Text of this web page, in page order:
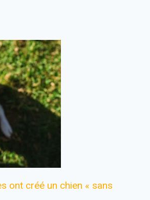
ont créé un chien « sans